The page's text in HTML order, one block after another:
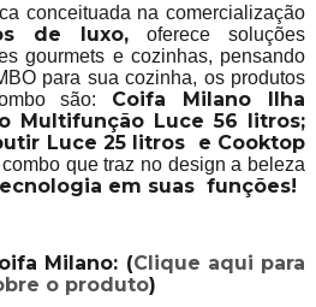
conceituada na comercialização
de luxo, oferece soluções
gourmets e cozinhas, pensando
para sua cozinha, os produtos
são: Coifa Milano Ilha
Multifunção Luce 56 litros;
Luce 25 litros e Cooktop
combo que traz no design a beleza
em suas funções!
Milano: (Clique aqui para
o produto)